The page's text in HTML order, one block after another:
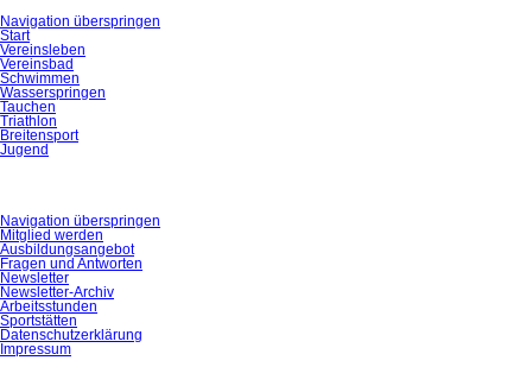
Navigation überspringen
Start
Vereinsleben
Vereinsbad
Schwimmen
Wasserspringen
Tauchen
Triathlon
Breitensport
Jugend
Navigation überspringen
Mitglied werden
Ausbildungsangebot
Fragen und Antworten
Newsletter
Newsletter-Archiv
Arbeitsstunden
Sportstätten
Datenschutzerklärung
Impressum